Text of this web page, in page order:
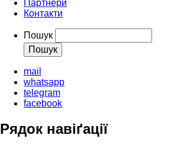
Партнери
Контакти
Пошук
mail
whatsapp
telegram
facebook
Рядок навіґації